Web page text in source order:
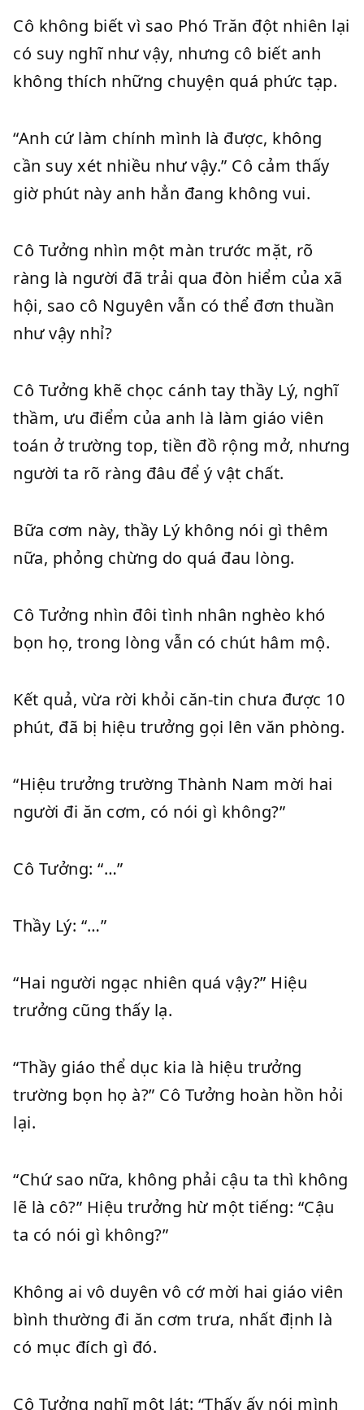
Cô không biết vì sao Phó Trăn đột nhiên lại
có suy nghĩ như vậy, nhưng cô biết anh
không thích những chuyện quá phức tạp.
“Anh cứ làm chính mình là được, không
cần suy xét nhiều như vậy.” Cô cảm thấy
giờ phút này anh hẳn đang không vui.
Cô Tưởng nhìn một màn trước mặt, rõ
ràng là người đã trải qua đòn hiểm của xã
hội, sao cô Nguyên vẫn có thể đơn thuần
như vậy nhỉ?
Cô Tưởng khẽ chọc cánh tay thầy Lý, nghĩ
thầm, ưu điểm của anh là làm giáo viên
toán ở trường top, tiền đồ rộng mở, nhưng
người ta rõ ràng đâu để ý vật chất.
Bữa cơm này, thầy Lý không nói gì thêm
nữa, phỏng chừng do quá đau lòng.
Cô Tưởng nhìn đôi tình nhân nghèo khó
bọn họ, trong lòng vẫn có chút hâm mộ.
Kết quả, vừa rời khỏi căn-tin chưa được 10
phút, đã bị hiệu trưởng gọi lên văn phòng.
“Hiệu trưởng trường Thành Nam mời hai
người đi ăn cơm, có nói gì không?”
Cô Tưởng: “…”
Thầy Lý: “…”
“Hai người ngạc nhiên quá vậy?” Hiệu
trưởng cũng thấy lạ.
“Thầy giáo thể dục kia là hiệu trưởng
trường bọn họ à?” Cô Tưởng hoàn hồn hỏi
lại.
“Chứ sao nữa, không phải cậu ta thì không
lẽ là cô?” Hiệu trưởng hừ một tiếng: “Cậu
ta có nói gì không?”
Không ai vô duyên vô cớ mời hai giáo viên
bình thường đi ăn cơm trưa, nhất định là
có mục đích gì đó.
Cô Tưởng nghĩ một lát: “Thấy ấy nói mình